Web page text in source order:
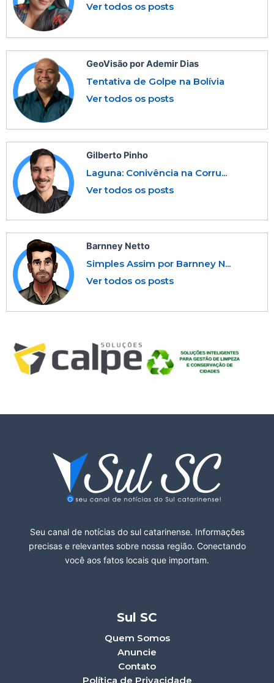
Ver todos os posts
GeoVisão por Ademir Dias
Tentativa de Golpe na Bolívia
Ver todos os posts
Gilberto Pinho
Laguna: Conivência na Corru...
Ver todos os posts
Barnney Netto
Simples Assim por Barnney N...
Ver todos os posts
Seu canal de notícias do sul catarinense. Informações
precisas e relevantes sobre nossa região. Conectando
você aos fatos locais que importam.
Sul SC
Quem Somos
Anuncie
Contato
Política de Privacidade